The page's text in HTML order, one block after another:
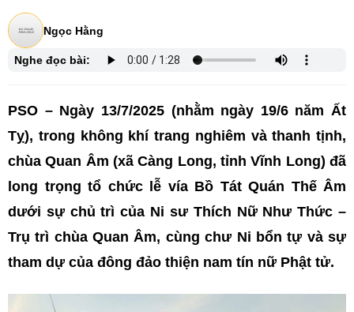
Ngọc Hằng
Nghe đọc bài:
PSO – Ngày 13/7/2025 (nhằm ngày 19/6 năm Ất
Tỵ), trong không khí trang nghiêm và thanh tịnh,
chùa Quan Âm (xã Càng Long, tỉnh Vĩnh Long) đã
long trọng tổ chức lễ vía Bồ Tát Quán Thế Âm
dưới sự chủ trì của Ni sư Thích Nữ Như Thức –
Trụ trì chùa Quan Âm, cùng chư Ni bổn tự và sự
tham dự của đông đảo thiện nam tín nữ Phật tử.